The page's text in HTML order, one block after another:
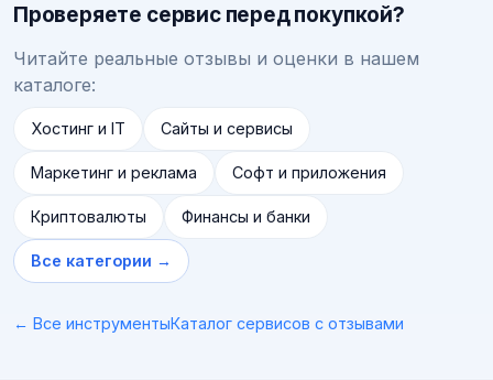
Проверяете сервис перед покупкой?
Читайте реальные отзывы и оценки в нашем
каталоге:
Хостинг и IT Сайты и сервисы
Маркетинг и реклама Софт и приложения
Криптовалюты Финансы и банки
Все категории →
← Все инструментыКаталог сервисов с отзывами